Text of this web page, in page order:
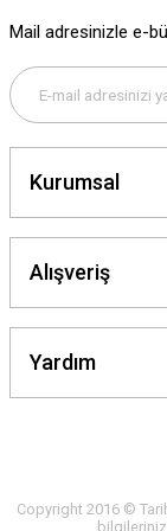
Mail adresinizle e-
Kurumsal
Alışveriş
Yardım
Copyright 2016 ©